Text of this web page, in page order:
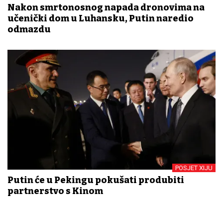
Nakon smrtonosnog napada dronovima na
učenički dom u Luhansku, Putin naredio
odmazdu
POSJET XIJU
Putin će u Pekingu pokušati produbiti
partnerstvo s Kinom